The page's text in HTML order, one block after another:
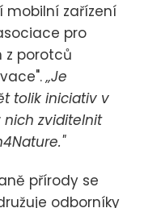
mobilní zařízení
pro
z porotců
„Je
tolik iniciativ v
zviditelnit
přírody se
odborníky